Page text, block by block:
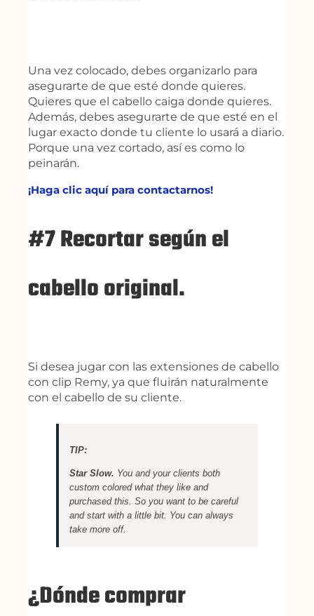
Una vez colocado, debes organizarlo para
asegurarte de que esté donde quieres.
Quieres que el cabello caiga donde quieres.
Además, debes asegurarte de que esté en el
lugar exacto donde tu cliente lo usará a diario.
Porque una vez cortado, así es como lo
peinarán.
¡Haga clic aquí para contactarnos!
#7 Recortar según el
cabello original.
Si desea jugar con las extensiones de cabello
con clip Remy, ya que fluirán naturalmente
con el cabello de su cliente.
TIP:
Star Slow. You and your clients both
custom colored what they like and
purchased this. So you want to be careful
and start with a little bit. You can always
take more off.
¿Dónde comprar